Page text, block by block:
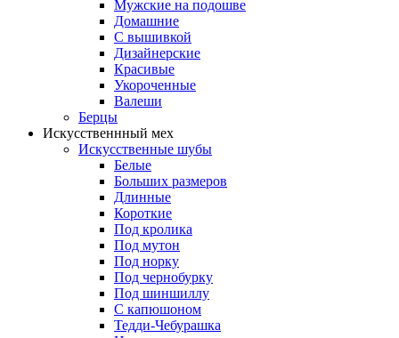
Мужские на подошве
Домашние
С вышивкой
Дизайнерские
Красивые
Укороченные
Валеши
Берцы
Искусственнный мех
Искусственные шубы
Белые
Больших размеров
Длинные
Короткие
Под кролика
Под мутон
Под норку
Под чернобурку
Под шиншиллу
С капюшоном
Тедди-Чебурашка